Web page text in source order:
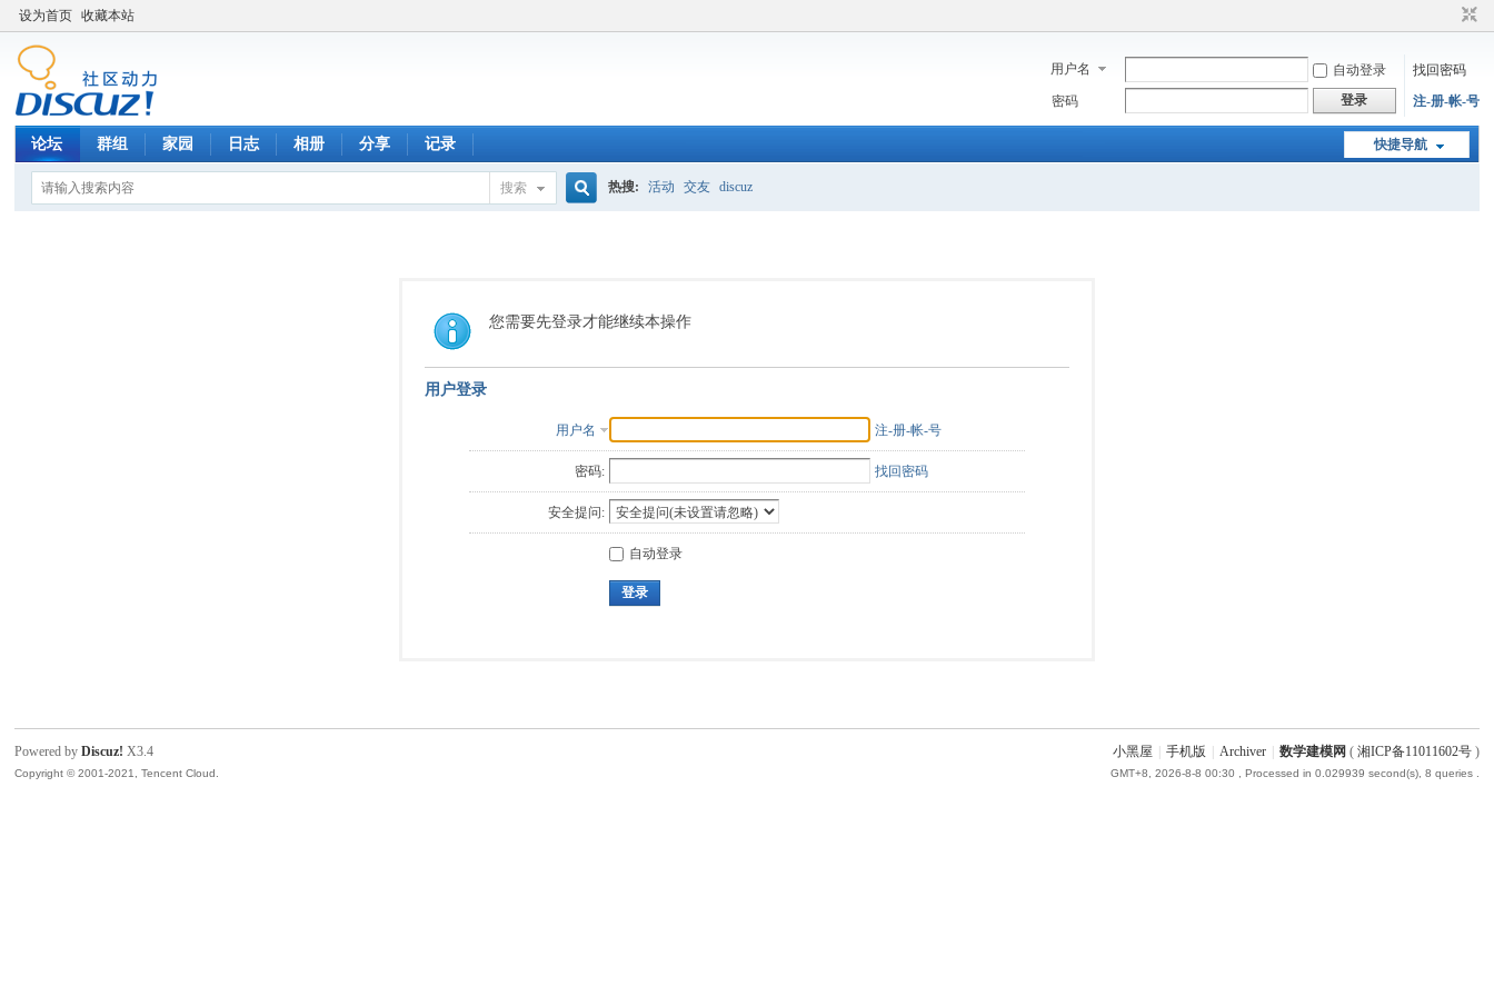
设为首页 收藏本站
用户名 自动登录
找回密码
密码
登录 注-册-帐-号
快捷导航
论坛 群组 家园 日志 相册 分享 记录
搜索
索
热搜: 活动 交友 discuz
您需要先登录才能继续本操作
用户登录
用户名 注-册-帐-号
密码: 找回密码
安全提问:
自动登录
登录
小黑屋 手机版 Archiver 数学建模网 ( 湘ICP备11011602号)
GMT+8, 2026-8-8 00:30 , Processed in 0.029939 second(s), 8 queries .
Powered byDiscuz! X3.4
Copyright © 2001-2021, Tencent Cloud.